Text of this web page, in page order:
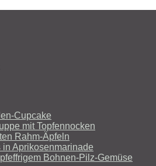
Cupcake
mit Topfennocken
Rahm-Äpfeln
Aprikosenmarinade
Bohnen-Pilz-Gemüse